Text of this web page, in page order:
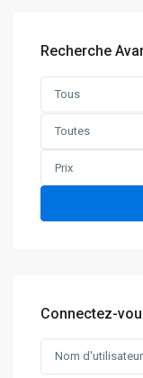
Recherche
Tous
Toutes
Prix
Connectez-